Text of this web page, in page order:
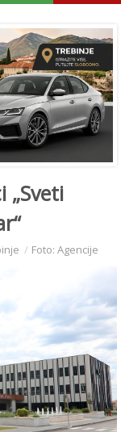
„Sveti
Foto: Agencije